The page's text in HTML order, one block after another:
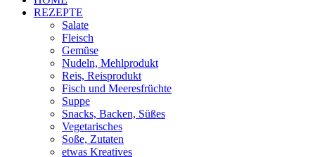
REZEPTE
Salate
Fleisch
Gemüse
Nudeln, Mehlprodukt
Reis, Reisprodukt
Fisch und Meeresfrüchte
Suppe
Snacks, Backen, Süßes
Vegetarisches
Soße, Zutaten
etwas Kreatives